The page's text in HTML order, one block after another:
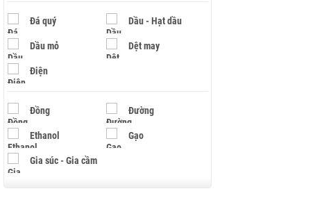
Đá quý Dầu - Hạt dầu
Dầu mỏ Dệt may
Điện
Đồng Đường
Ethanol Gạo
Gia súc - Gia cầm